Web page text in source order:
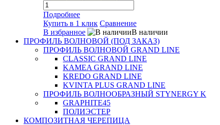
Подробнее
Купить в 1 клик Сравнение
В избранное
В наличии
ПРОФИЛЬ ВОЛНОВОЙ (ПОД ЗАКАЗ)
ПРОФИЛЬ ВОЛНОВОЙ GRAND LINE
CLASSIC GRAND LINE
KAMEA GRAND LINE
KREDO GRAND LINE
KVINTA PLUS GRAND LINE
ПРОФИЛЬ ВОЛНООБРАЗНЫЙ STYNERGY K
GRAPHITE45
ПОЛИЭСТЕР
КОМПОЗИТНАЯ ЧЕРЕПИЦА